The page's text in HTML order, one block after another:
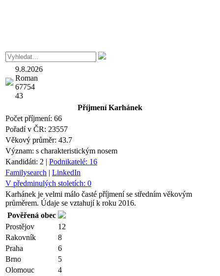
9.8.2026
Roman
67754
43
PříjmeníKarhánek
Počet příjmení: 66
Pořadí v ČR: 23557
Věkový průměr: 43.7
Význam: s charakteristickým nosem
Kandidáti: 2 | Podnikatelé: 16
Familysearch | LinkedIn
V předminulých stoletích: 0
Karhánek je velmi málo časté příjmení se středním věkovým
průměrem. Údaje se vztahují k roku 2016.
Pověřená obec
Prostějov
12
Rakovník
8
Praha
6
Brno
5
Olomouc
4